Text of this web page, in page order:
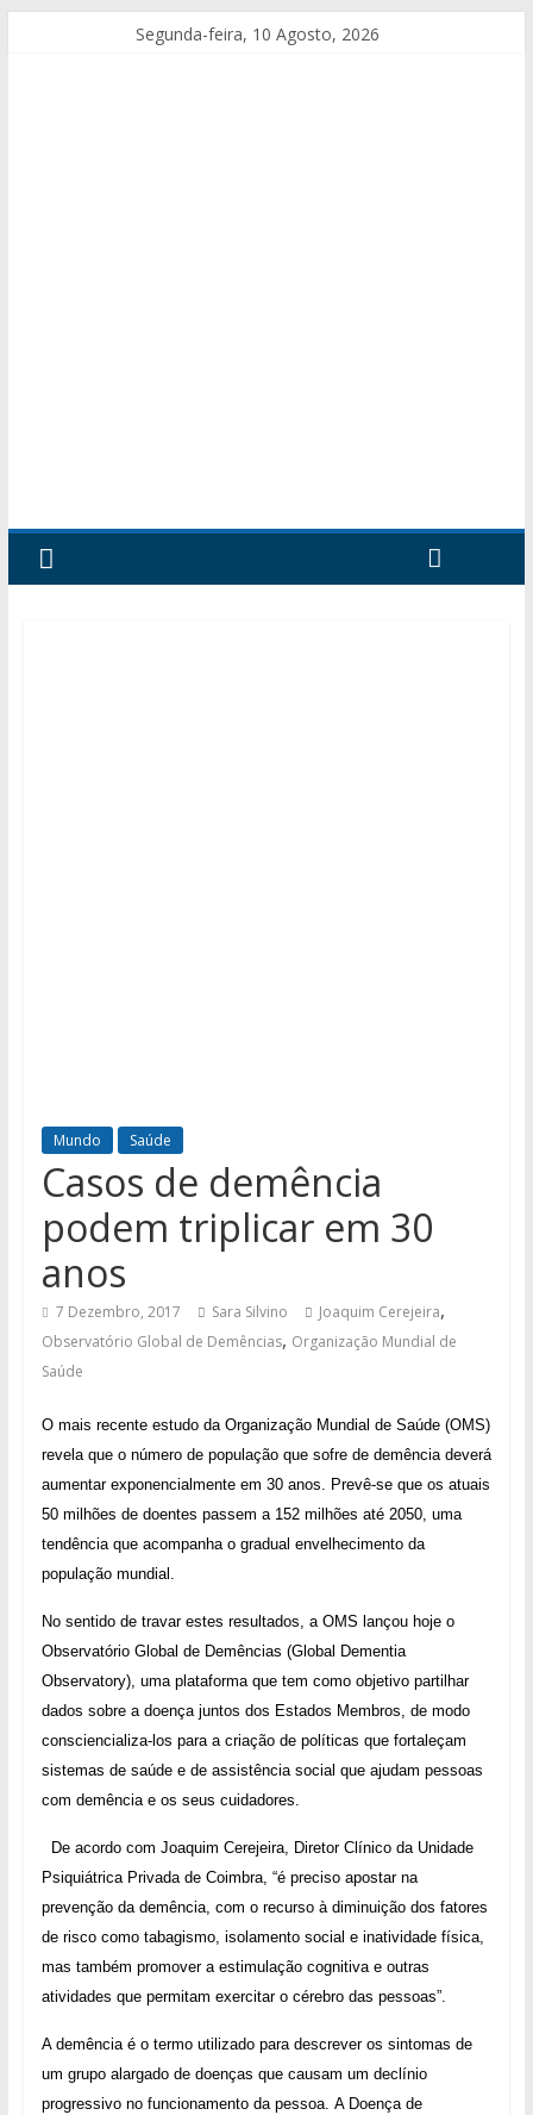
Segunda-feira, 10 Agosto, 2026
Mundo Saúde
Casos de demência
podem triplicar em 30
anos
7 Dezembro, 2017 Sara Silvino Joaquim Cerejeira,
Observatório Global de Demências, Organização Mundial de
Saúde
O mais recente estudo da Organização Mundial de Saúde (OMS)
revela que o número de população que sofre de demência deverá
aumentar exponencialmente em 30 anos. Prevê-se que os atuais
50 milhões de doentes passem a 152 milhões até 2050, uma
tendência que acompanha o gradual envelhecimento da
população mundial.
No sentido de travar estes resultados, a OMS lançou hoje o
Observatório Global de Demências (Global Dementia
Observatory), uma plataforma que tem como objetivo partilhar
dados sobre a doença juntos dos Estados Membros, de modo
consciencializa-los para a criação de políticas que fortaleçam
sistemas de saúde e de assistência social que ajudam pessoas
com demência e os seus cuidadores.
De acordo com Joaquim Cerejeira, Diretor Clínico da Unidade
Psiquiátrica Privada de Coimbra, “é preciso apostar na
prevenção da demência, com o recurso à diminuição dos fatores
de risco como tabagismo, isolamento social e inatividade física,
mas também promover a estimulação cognitiva e outras
atividades que permitam exercitar o cérebro das pessoas”.
A demência é o termo utilizado para descrever os sintomas de
um grupo alargado de doenças que causam um declínio
progressivo no funcionamento da pessoa. A Doença de